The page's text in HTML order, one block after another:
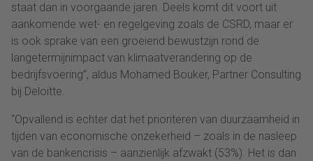
staat dan in voorgaande jaren. Deels komt dit voort uit
aankomende wet- en regelgeving zoals de CSRD, maar er
is ook sprake van een groeiend bewustzijn rond de
langetermijnimpact van klimaatverandering op de
bedrijfsvoering”, aldus Mohamed Bouker, Partner Consulting
bij Deloitte.
“Opvallend is echter dat het prioriteren van duurzaamheid in
tijden van economische onzekerheid – zoals in de nasleep
van de bankencrisis – aanzienlijk afzwakt (53%). Het is dan